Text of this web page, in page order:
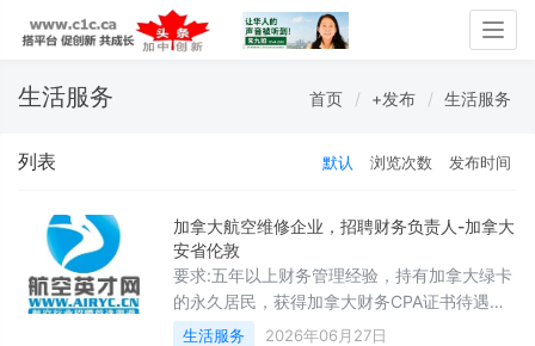
生活服务 首页 +发布 生活服务
列表 默认 浏览次数 发布时间
加拿大航空维修企业，招聘财务负责人-加拿大
安省伦敦
要求:五年以上财务管理经验，持有加拿大绿卡
的永久居民，获得加拿大财务CPA证书待遇：
50+(RMB)/年
生活服务 2026年06月27日